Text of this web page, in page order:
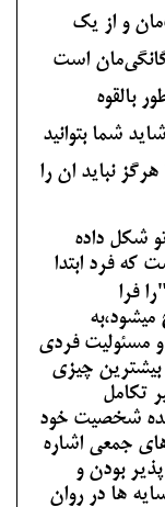
و از يك
است
بالقوه
شما بتوانید
نباید ان را
شکل داده
که فرد ابتدا
فرا
میشود،به
و مسئولیت فردی
بیشترین چیزی
تکامل
شخصیت خود
جمعی اشاره
بودن و
ها در روان